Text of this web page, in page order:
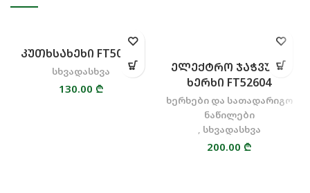
ᲙᲣᲗᲮᲡᲐᲮᲔᲮᲘ FT50811
სხვადასხვა
130.00 ₾
ᲔᲚᲔᲥᲢᲠᲝ ᲯᲐᲭᲕᲣᲠᲘ
ᲮᲔᲠᲮᲘ FT52604
ხერხები და სათადარიგო
ნაწილები
, სხვადასხვა
200.00 ₾